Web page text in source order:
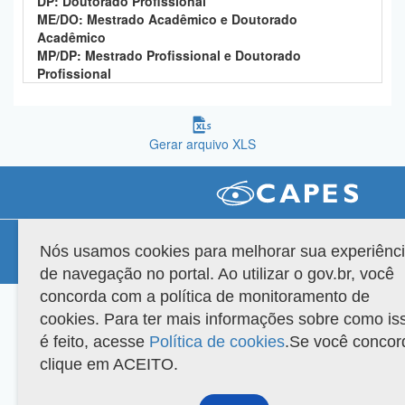
PlanaltoME/DO: Mestrado Acadêmico e Doutorado
Acadêmico
MP/DP: Mestrado Profissional e Doutorado
Profissional
Gerar arquivo XLS
Versão do sistema: 3.88.9 Copyright 2022 Capes. Todos os direitos reservados.
Nós usamos cookies para melhorar sua
de navegação no portal. Ao utilizar o gov.br, você
concorda com a política de monitoramento de
cookies. Para ter mais informações sobre como
é feito, acesse Política de cookies.Se você
clique em ACEITO.